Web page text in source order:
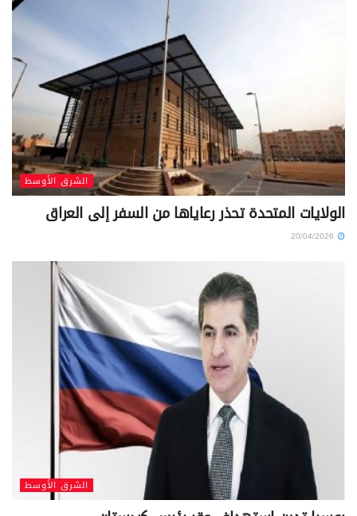
الشرق الأوسط
الولايات المتحدة تحذر رعاياها من السفر إلى العراق
الشرق الأوسط